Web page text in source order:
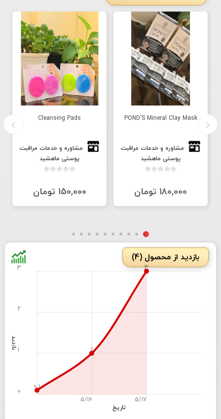
POND'S Mineral Clay Mask
مشاوره و خدمات مراقبت
پوستی ماهشید
180,000 تومان
Cleansing Pads
مشاوره و خدمات مراقبت
پوستی ماهشید
150,000 تومان
بازدید از محصول (4)
بازدید
تاریخ
0.1
1
3
5/16 5/17
0
1
2
3